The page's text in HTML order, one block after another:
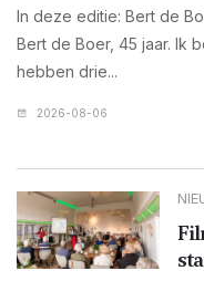
In deze editie: Bert de
Bert de Boer, 45 jaar. Ik
hebben drie...
2026-08-06